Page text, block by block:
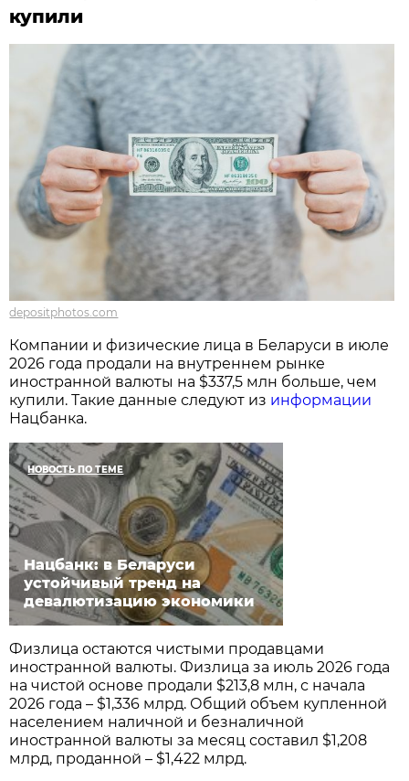
купили
depositphotos.com
Компании и физические лица в Беларуси в июле
2026 года продали на внутреннем рынке
иностранной валюты на $337,5 млн больше, чем
купили. Такие данные следуют из информации
Нацбанка.
НОВОСТЬ ПО ТЕМЕ
Нацбанк: в Беларуси
устойчивый тренд на
девалютизацию экономики
Физлица остаются чистыми продавцами
иностранной валюты. Физлица за июль 2026 года
на чистой основе продали $213,8 млн, с начала
2026 года – $1,336 млрд. Общий объем купленной
населением наличной и безналичной
иностранной валюты за месяц составил $1,208
млрд, проданной – $1,422 млрд.